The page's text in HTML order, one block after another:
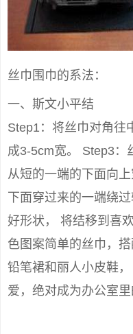
丝巾围巾的系法：
一、斯文小平结
Step1：将丝巾对角往
成3-5cm宽。 Step3：
从短的一端的下面向
下面穿过来的一端绕
好形状， 将结移到喜
色图案简单的丝巾，
铅笔裙和丽人小皮鞋
爱，绝对成为办公室里